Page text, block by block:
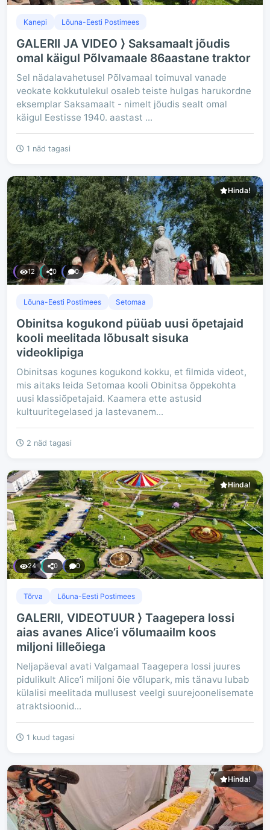
Kanepi Lõuna-Eesti Postimees
GALERII JA VIDEO ⟩ Saksamaalt jõudis
omal käigul Põlvamaale 86aastane traktor
Sel nädalavahetusel Põlvamaal toimuval vanade
veokate kokkutulekul osaleb teiste hulgas harukordne
eksemplar Saksamaalt - nimelt jõudis sealt omal
käigul Eestisse 1940. aastast ...
1 näd tagasi
Hinda!
12 0 0
Lõuna-Eesti Postimees Setomaa
Obinitsa kogukond püüab uusi õpetajaid
kooli meelitada lõbusalt sisuka
videoklipiga
Obinitsas kogunes kogukond kokku, et filmida videot,
mis aitaks leida Setomaa kooli Obinitsa õppekohta
uusi klassiõpetajaid. Kaamera ette astusid
kultuuritegelased ja lastevanem...
2 näd tagasi
Hinda!
24 0 0
Tõrva Lõuna-Eesti Postimees
GALERII, VIDEOTUUR ⟩ Taagepera lossi
aias avanes Alice’i võlumaailm koos
miljoni lilleõiega
Neljapäeval avati Valgamaal Taagepera lossi juures
pidulikult Alice’i miljoni õie võlupark, mis tänavu lubab
külalisi meelitada mullusest veelgi suurejoonelisemate
atraktsioonid...
1 kuud tagasi
Hinda!